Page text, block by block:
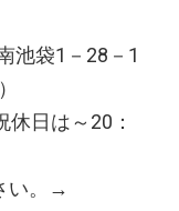
池袋1－28－1
日は～20：
い。→